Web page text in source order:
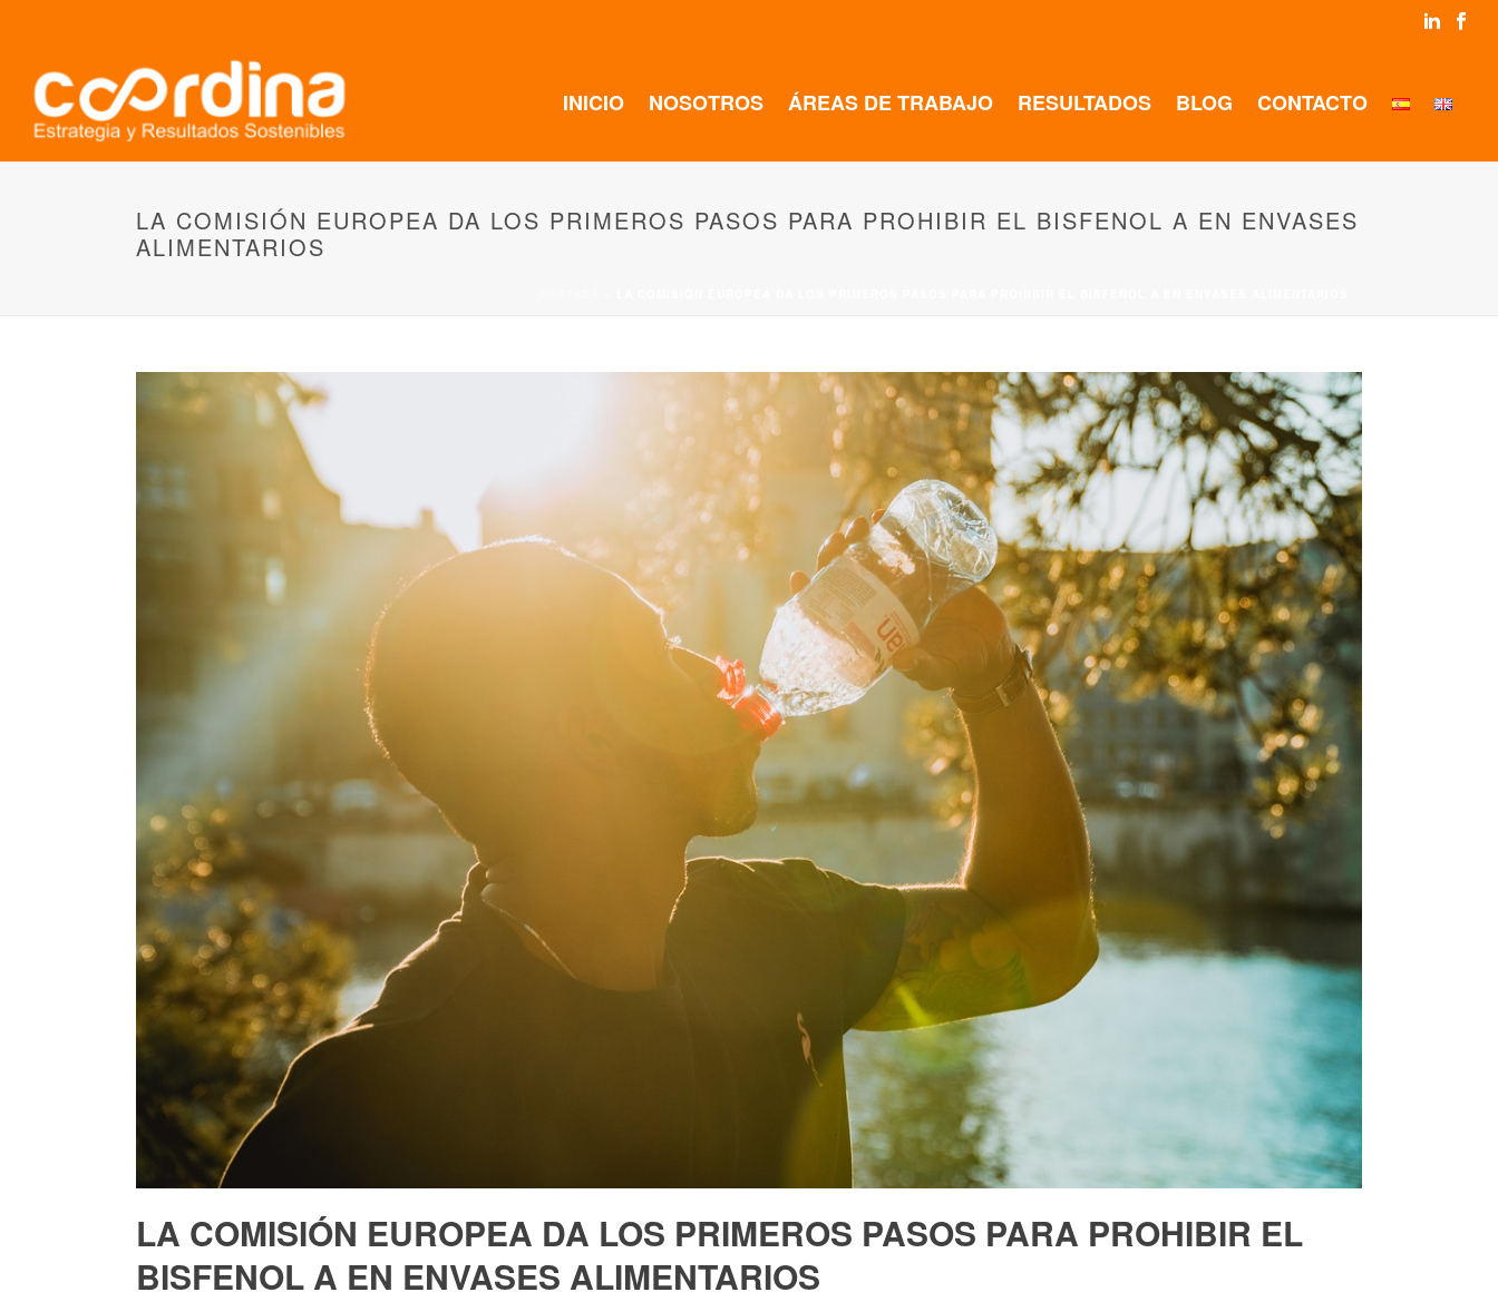
INICIO NOSOTROS ÁREAS DE TRABAJO RESULTADOS BLOG CONTACTO
LA COMISIÓN EUROPEA DA LOS PRIMEROS PASOS PARA PROHIBIR EL BISFENOL A EN ENVASES
ALIMENTARIOS
LA COMISIÓN EUROPEA DA LOS PRIMEROS PASOS PARA PROHIBIR EL
BISFENOL A EN ENVASES ALIMENTARIOS